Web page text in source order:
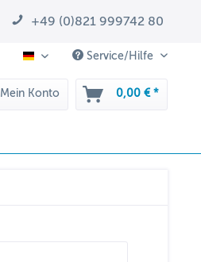
+49 (0)821 999742 80
DE Service/Hilfe
Mein Konto 0,00 € *